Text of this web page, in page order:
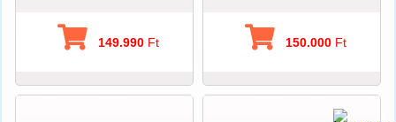
149.990 Ft 150.000 Ft